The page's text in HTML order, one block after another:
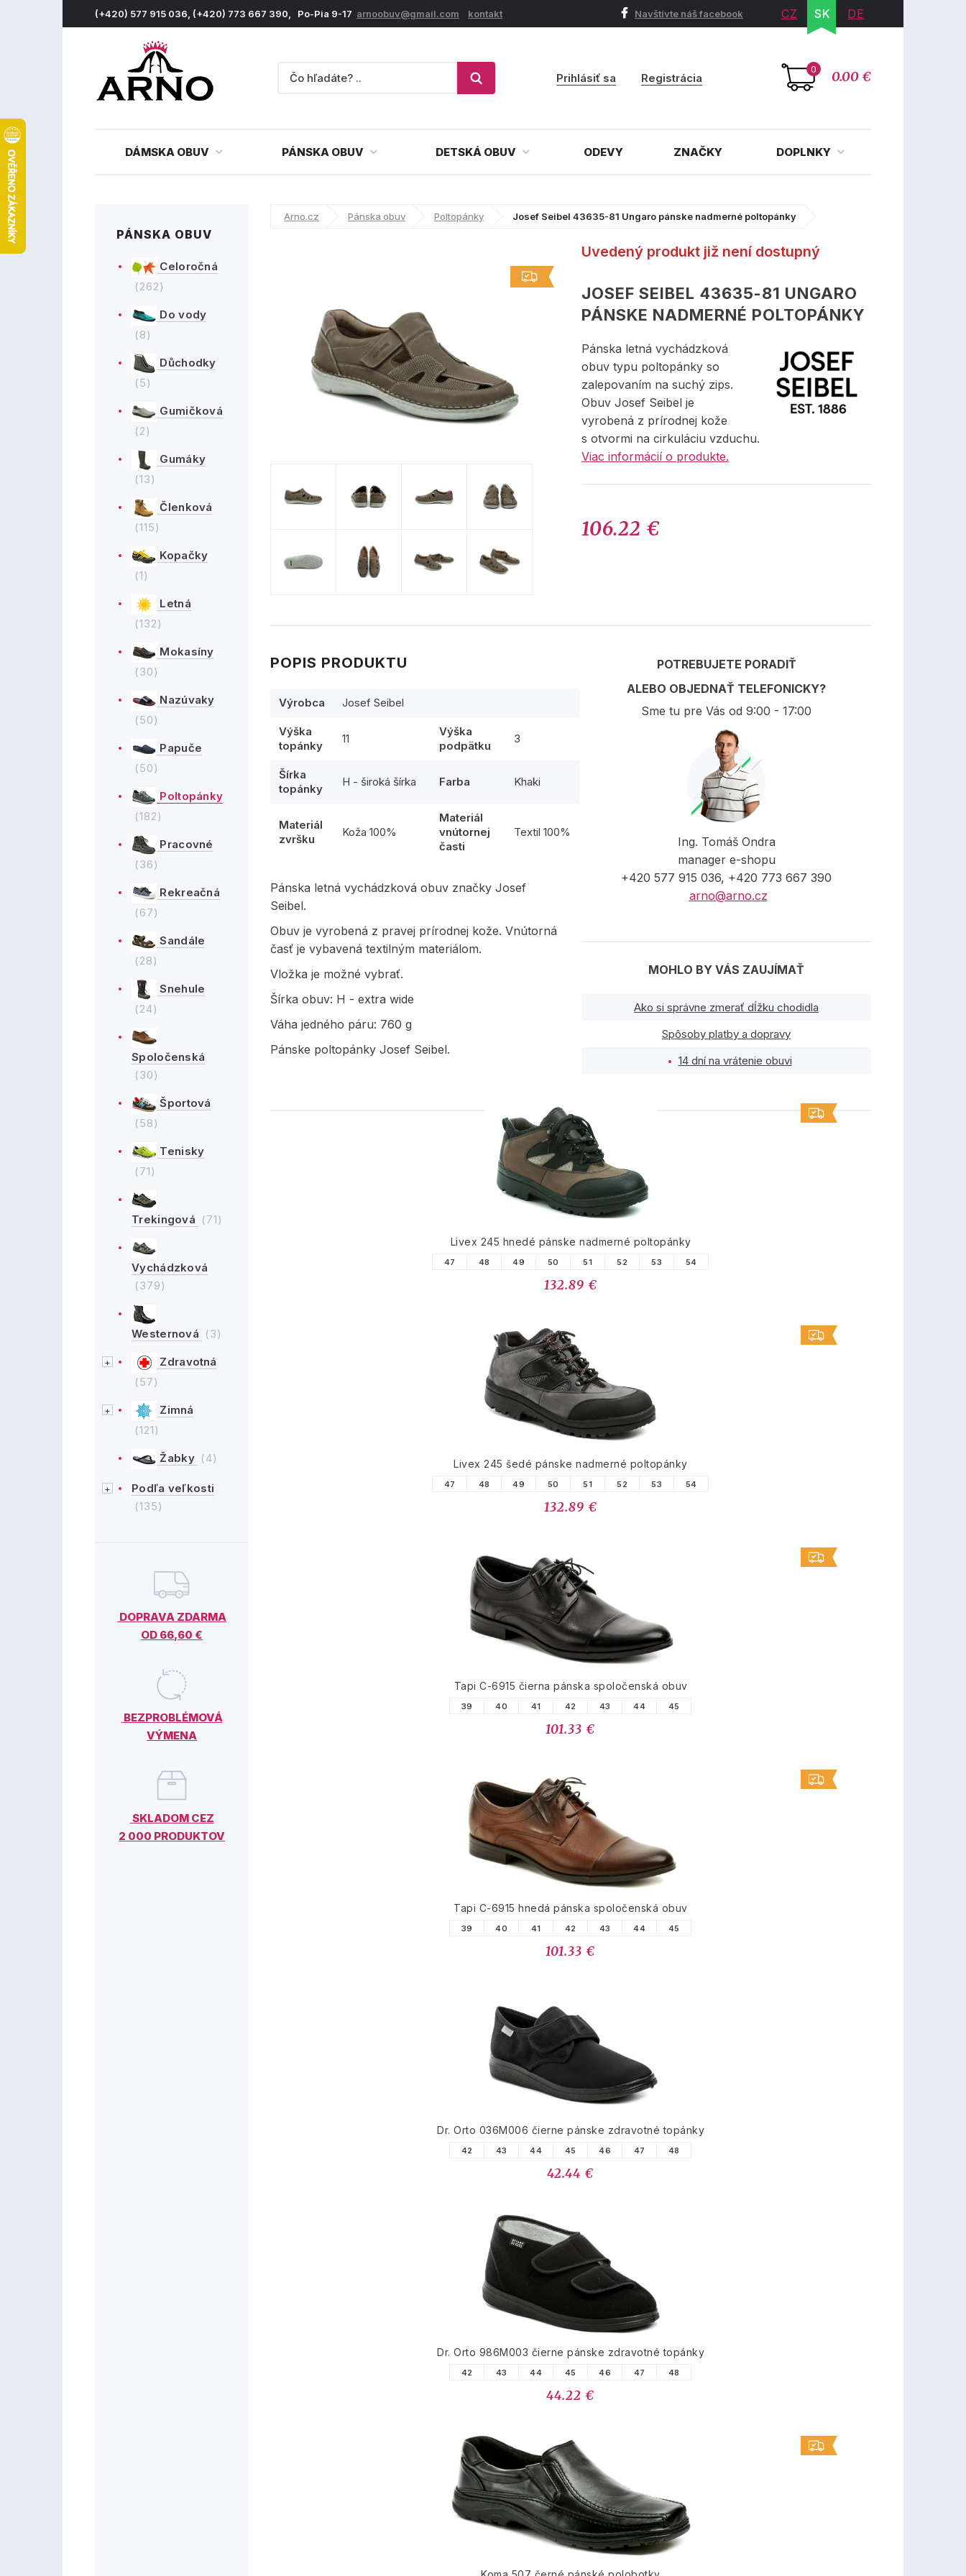
(+420) 577 915 036, (+420) 773 667 390, Po-Pia 9-17 arnoobuv@gmail.com kontakt Navštívte náš facebook CZ SK DE
0 0.00 €
Prihlásiť sa Registrácia
DÁMSKA OBUV PÁNSKA OBUV DETSKÁ OBUV ODEVY ZNAČKY DOPLNKY
PÁNSKA OBUV
Celoročná
(262)
Do vody
(8)
Důchodky
(5)
Gumičková
(2)
Gumáky
(13)
Členková
(115)
Kopačky
(1)
Letná
(132)
Mokasíny
(30)
Nazúvaky
(50)
Papuče
(50)
Poltopánky
(182)
Pracovné
(36)
Rekreačná
(67)
Sandále
(28)
Snehule
(24)
Spoločenská
(30)
Športová
(58)
Tenisky
(71)
Trekingová (71)
Vychádzková
(379)
Westernová (3)
Zdravotná
(57)
Zimná
(121)
Žabky (4)
Podľa veľkosti
(135)
DOPRAVA ZDARMA
OD 66,60 €
BEZPROBLÉMOVÁ
VÝMENA
SKLADOM CEZ
2 000 PRODUKTOV
Arno.cz Pánska obuv Poltopánky Josef Seibel 43635-81 Ungaro pánske nadmerné poltopánky
Uvedený produkt již není dostupný
JOSEF SEIBEL 43635-81 UNGARO
PÁNSKE NADMERNÉ POLTOPÁNKY
Pánska letná vychádzková
obuv typu poltopánky so
zalepovaním na suchý zips.
Obuv Josef Seibel je
vyrobená z prírodnej kože
s otvormi na cirkuláciu vzduchu.
Viac informácií o produkte.
106.22 €
POPIS PRODUKTU
Výrobca Josef Seibel
Výška
topánky
11
Výška
podpätku
3
Šírka
topánky
H - široká šírka Farba Khaki
Materiál
zvršku
Koža 100%
Materiál
vnútornej
časti
Textil 100%
Pánska letná vychádzková obuv značky Josef
Seibel.
Obuv je vyrobená z pravej prírodnej kože. Vnútorná
časť je vybavená textilným materiálom.
Vložka je možné vybrať.
Šírka obuv: H - extra wide
Váha jedného páru: 760 g
Pánske poltopánky Josef Seibel.
POTREBUJETE PORADIŤ
ALEBO OBJEDNAŤ TELEFONICKY?
Sme tu pre Vás od 9:00 - 17:00
Ing. Tomáš Ondra
manager e-shopu
+420 577 915 036, +420 773 667 390
arno@arno.cz
MOHLO BY VÁS ZAUJÍMAŤ
Ako si správne zmerať dĺžku chodidla
Spôsoby platby a dopravy
14 dní na vrátenie obuvi
PODOBNÉ PRODUKTY
Livex 245 hnedé pánske nadmerné poltopánky
47 48 49 50 51 52 53 54
132.89 €
Livex 245 šedé pánske nadmerné poltopánky
47 48 49 50 51 52 53 54
132.89 €
Tapi C-6915 čierna pánska spoločenská obuv
39 40 41 42 43 44 45
101.33 €
Tapi C-6915 hnedá pánska spoločenská obuv
39 40 41 42 43 44 45
101.33 €
Dr. Orto 036M006 čierne pánske zdravotné topánky
42 43 44 45 46 47 48
42.44 €
Dr. Orto 986M003 čierne pánske zdravotné topánky
42 43 44 45 46 47 48
44.22 €